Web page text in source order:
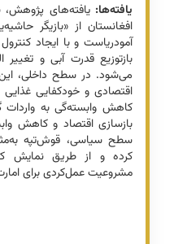
یافته‌ها: یافته‌های
افغانستان از «بازیگر
آمودریاست و با ایجاد
بازتوزیع قدرت آبی و
می‌شود. در سطح داخلی،
اقتصادی و خودکفایی
کاهش وابسته‌گی به واردات
بازسازی اقتصاد و کاهش
سطح سیاسی، قوش‌تپه
کرده و از طریق نمایش
مشروعیت عمل‌کردی برای